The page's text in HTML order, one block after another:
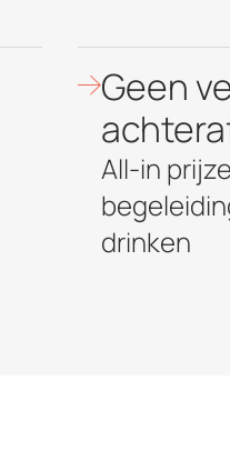
Geen
All-in
drinken